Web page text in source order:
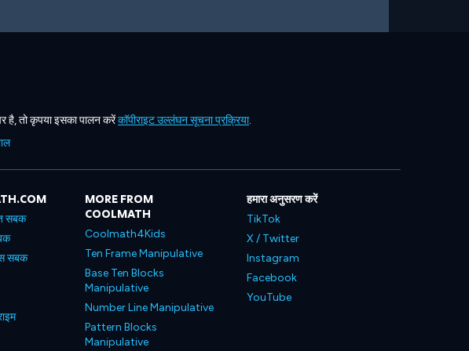
है, तो कृपया इसका पालन करेंकॉपीराइट उल्लंघन सूचना प्रक्रिया.
सबक
सबक
MORE FROM
COOLMATH
Coolmath4Kids
Ten Frame Manipulative
Base Ten Blocks
Manipulative
Number Line Manipulative
Pattern Blocks
Manipulative
हमारा अनुसरण करें
TikTok
X / Twitter
Instagram
Facebook
YouTube